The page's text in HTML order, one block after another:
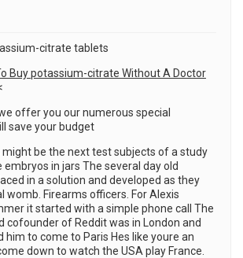
citrate tablets
Buy potassium-citrate Without A Doctor
offer you our numerous special
save your budget
might be the next test subjects of a study
in jars The several day old
in a solution and developed as they
womb. Firearms officers. For Alexis
it started with a simple phone call The
cofounder of Reddit was in London and
him to come to Paris Hes like youre an
down to watch the USA play France.